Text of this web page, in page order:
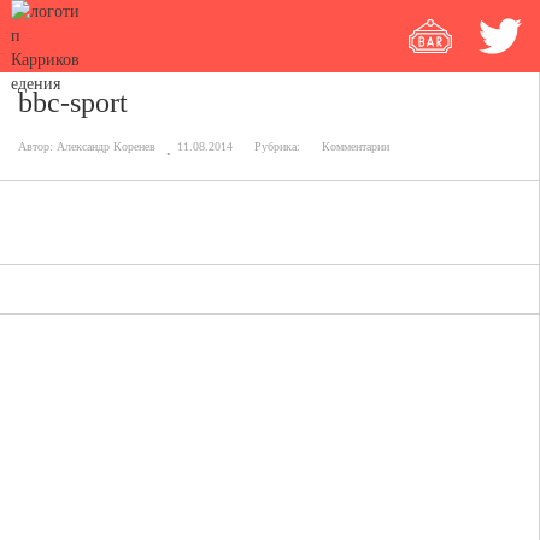
bbc-sport
Автор: Александр Коренев 11.08.2014 Рубрика: Комментарии